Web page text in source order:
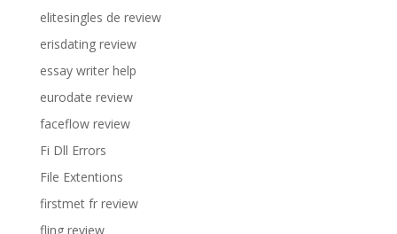
elitesingles de review
erisdating review
essay writer help
eurodate review
faceflow review
Fi Dll Errors
File Extentions
firstmet fr review
fling review